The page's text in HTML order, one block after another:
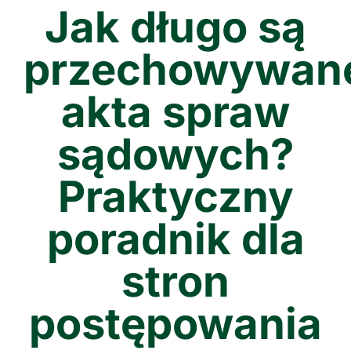
Jak długo są
akta spraw
sądowych?
Praktyczny
poradnik dla
stron
postępowania